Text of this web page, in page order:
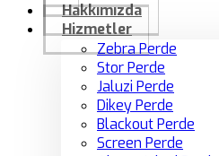
Hakkımızda
Hizmetler
Zebra Perde
Stor Perde
Jaluzi Perde
Dikey Perde
Blackout Perde
Screen Perde